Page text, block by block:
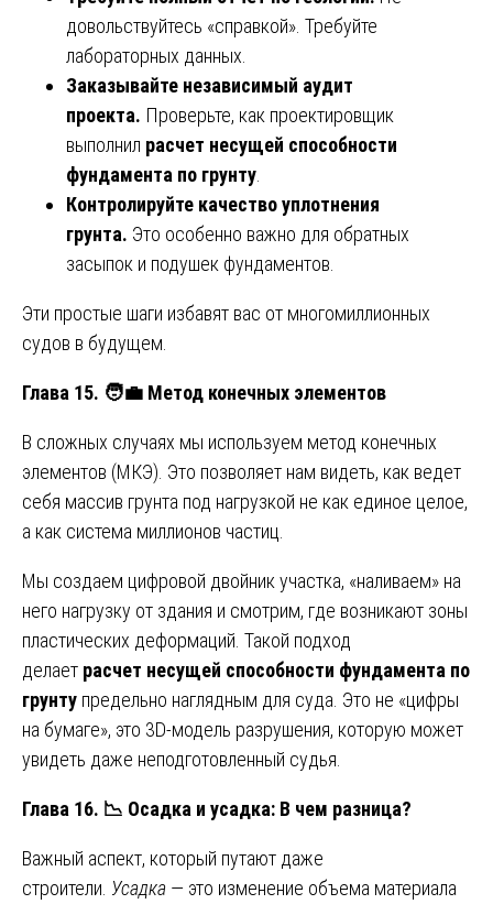
довольствуйтесь «справкой». Требуйте
лабораторных данных.
Заказывайте независимый аудит
проекта. Проверьте, как проектировщик
выполнил расчет несущей способности
фундамента по грунту
Контролируйте качество уплотнения
грунта. Это особенно важно для обратных
засыпок и подушек фундаментов.
Эти простые шаги избавят вас от многомиллионных
судов в будущем.
Глава 15. 🧑‍💼 Метод конечных элементов
В сложных случаях мы используем метод конечных
элементов (МКЭ). Это позволяет нам видеть, как ведет
себя массив грунта под нагрузкой не как единое целое,
а как система миллионов частиц.
Мы создаем цифровой двойник участка, «наливаем» на
него нагрузку от здания и смотрим, где возникают зоны
пластических деформаций. Такой подход
делает расчет несущей способности фундамента по
грунту предельно наглядным для суда. Это не «цифры
на бумаге», это 3D-модель разрушения, которую может
увидеть даже неподготовленный судья.
Глава 16. 📉 Осадка и усадка: В чем разница?
Важный аспект, который путают даже
строители. Усадка — это изменение объема материала